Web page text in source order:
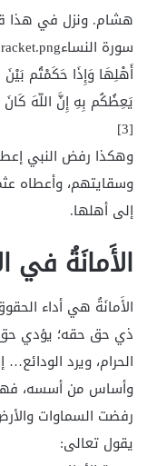
هشام. ونزل في هذا
أَهْلِهَا وَإِذَا حَكَمْتُم بَيْنَ
[3]
وهكذا رفض النبي
وسقايتهم، وأعطاه
إلى أهلها.
الأَمانَةُ في
الأَمانَةُ هي أداء
ذي حق حقه؛ يؤدي حق
الحرام، ويرد
وأساس من أسسه، فهي
رفضت السماوات
يقول تعالى: